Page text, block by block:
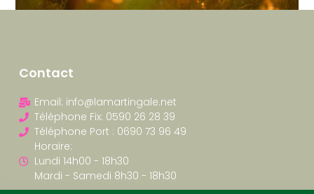
Contact
Email: info@lamartingale.net
Téléphone Fix: 0590 26 28 39
Téléphone Port : 0690 73 96 49
Horaire:
Lundi 14h00 - 18h30
Mardi - Samedi 8h30 - 18h30